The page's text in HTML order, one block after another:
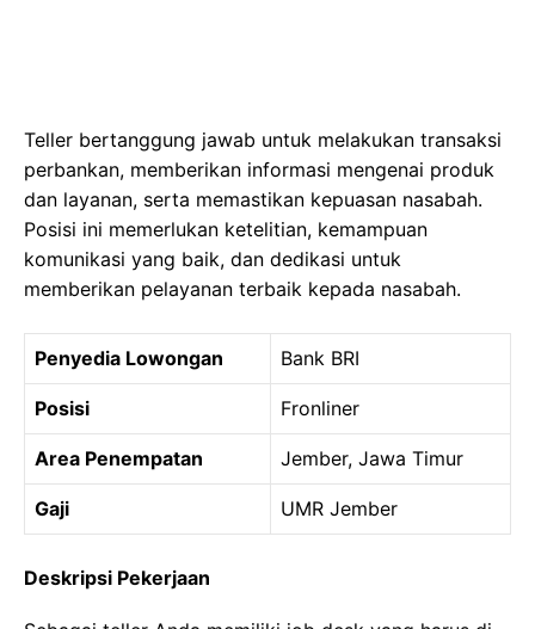
Teller bertanggung jawab untuk melakukan transaksi
perbankan, memberikan informasi mengenai produk
dan layanan, serta memastikan kepuasan nasabah.
Posisi ini memerlukan ketelitian, kemampuan
komunikasi yang baik, dan dedikasi untuk
memberikan pelayanan terbaik kepada nasabah.
Penyedia Lowongan Bank BRI
Posisi Fronliner
Area Penempatan Jember, Jawa Timur
Gaji UMR Jember
Deskripsi Pekerjaan